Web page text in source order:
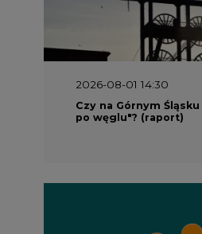
2026-08-01 14:30
Czy na Górnym
po węglu"? (raport)